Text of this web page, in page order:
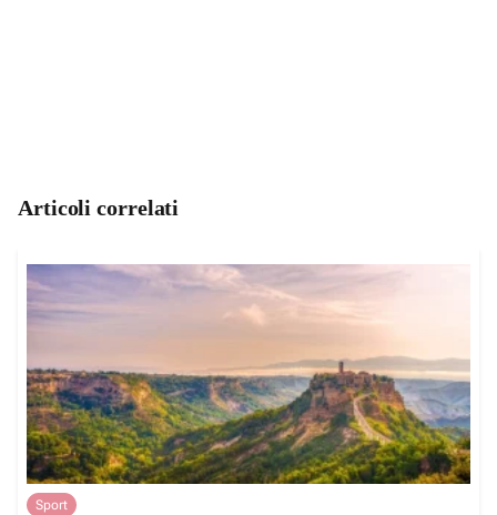
Articoli correlati
Sport